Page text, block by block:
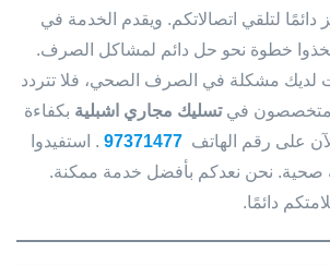
دائمًا لتلقي اتصالاتكم. ويقدم الخدمة في
خطوة نحو حل دائم لمشاكل الصرف.
لديك مشكلة في الصرف الصحي، فلا تتردد
متخصصون فيتسليك مجاري اشبلية بكفاءة
على رقم الهاتف 97371477 . استفيدوا
صحية. نحن نعدكم بأفضل خدمة ممكنة.
دائمًا.